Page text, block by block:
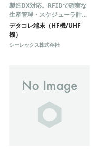
製造DX対応。RFIDで確実な
生産管理・スケジューラ計画
進行を強力支援！
デタコレ端末（HF機/UHF
機）
シーレックス株式会社